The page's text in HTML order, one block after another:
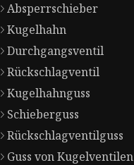
Absperrschieber
Kugelhahn
Durchgangsventil
Rückschlagventil
Kugelhahnguss
Schieberguss
Rückschlagventilguss
Guss von Kugelventilen